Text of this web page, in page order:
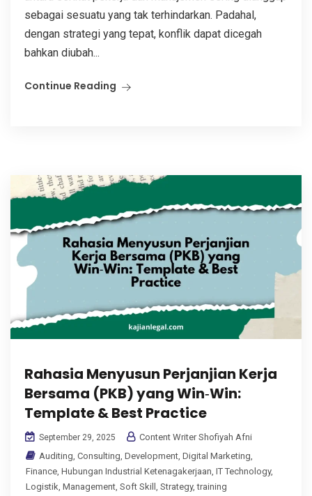
sebagai sesuatu yang tak terhindarkan. Padahal,
dengan strategi yang tepat, konflik dapat dicegah
bahkan diubah...
Continue Reading
Rahasia Menyusun Perjanjian Kerja
Bersama (PKB) yang Win‑Win:
Template & Best Practice
September 29, 2025
Content Writer Shofiyah Afni
Auditing Consulting Development Digital Marketing
Finance Hubungan Industrial Ketenagakerjaan IT Technology,
Logistik Management Soft Skill Strategy,training